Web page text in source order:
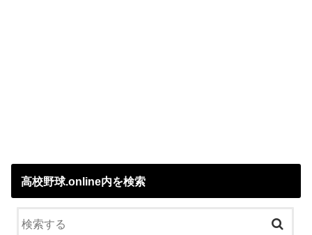
高校野球.online内を検索